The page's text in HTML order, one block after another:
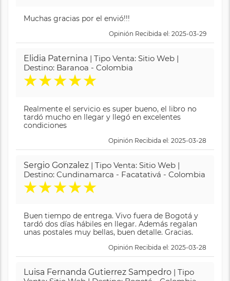
Muchas gracias por el envió!!!
Opinión Recibida el: 2025-03-29
Elidia Paternina | Tipo Venta: Sitio Web |
Destino: Baranoa - Colombia
★★★★★
Realmente el servicio es super bueno, el libro no
tardó mucho en llegar y llegó en excelentes
condiciones
Opinión Recibida el: 2025-03-28
Sergio Gonzalez | Tipo Venta: Sitio Web |
Destino: Cundinamarca - Facatativá - Colombia
★★★★★
Buen tiempo de entrega. Vivo fuera de Bogotá y
tardó dos días hábiles en llegar. Además regalan
unas postales muy bellas, buen detalle. Gracias.
Opinión Recibida el: 2025-03-28
Luisa Fernanda Gutierrez Sampedro | Tipo